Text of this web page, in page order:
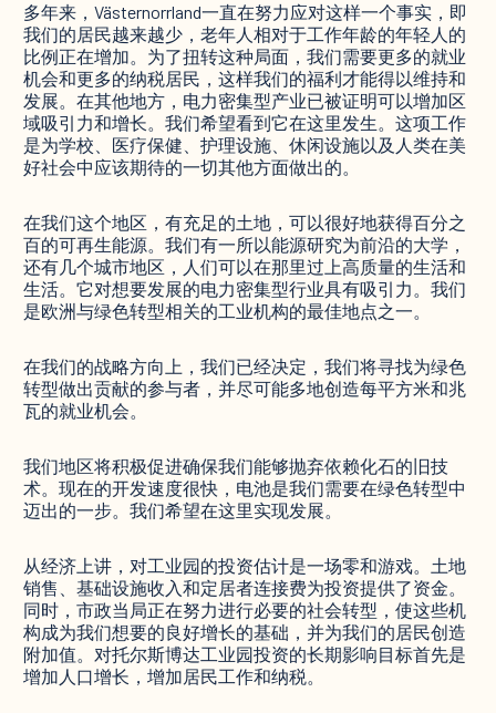
多年来，Västernorrland一直在努力应对这样一个事实，即
我们的居民越来越少，老年人相对于工作年龄的年轻人的
比例正在增加。为了扭转这种局面，我们需要更多的就业
机会和更多的纳税居民，这样我们的福利才能得以维持和
发展。在其他地方，电力密集型产业已被证明可以增加区
域吸引力和增长。我们希望看到它在这里发生。这项工作
是为学校、医疗保健、护理设施、休闲设施以及人类在美
好社会中应该期待的一切其他方面做出的。
在我们这个地区，有充足的土地，可以很好地获得百分之
百的可再生能源。我们有一所以能源研究为前沿的大学，
还有几个城市地区，人们可以在那里过上高质量的生活和
生活。它对想要发展的电力密集型行业具有吸引力。我们
是欧洲与绿色转型相关的工业机构的最佳地点之一。
在我们的战略方向上，我们已经决定，我们将寻找为绿色
转型做出贡献的参与者，并尽可能多地创造每平方米和兆
瓦的就业机会。
我们地区将积极促进确保我们能够抛弃依赖化石的旧技
术。现在的开发速度很快，电池是我们需要在绿色转型中
迈出的一步。我们希望在这里实现发展。
从经济上讲，对工业园的投资估计是一场零和游戏。土地
销售、基础设施收入和定居者连接费为投资提供了资金。
同时，市政当局正在努力进行必要的社会转型，使这些机
构成为我们想要的良好增长的基础，并为我们的居民创造
附加值。对托尔斯博达工业园投资的长期影响目标首先是
增加人口增长，增加居民工作和纳税。